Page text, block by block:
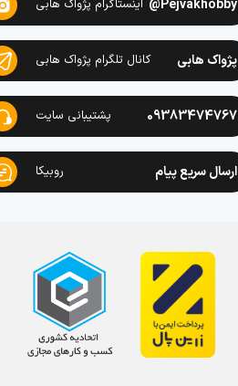
Pejvakhobby@ اینستاگرام پژواک هابی
پژواک هابی کانال تلگرام پژواک هابی
09383474767 پشتیبانی سایت
ارسال سریع پیام روبیکا